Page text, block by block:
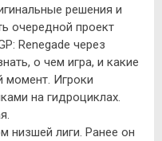
решения и
очередной проект
Renegade через
о чем игра, и какие
момент. Игроки
на гидроциклах.
низшей лиги. Ранее он